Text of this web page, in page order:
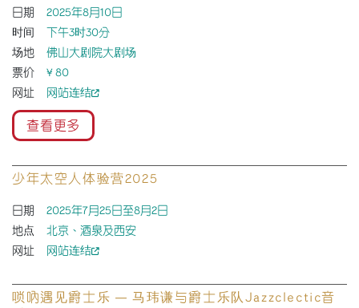
日期
2025年8月10日
时间
下午3时30分
场地
佛山大剧院大剧场
票价
¥ 80
网址
网站连结
查看更多
唢吶遇见爵士乐 — 马玮谦与爵士乐队Jazzclectic音
少年太空人体验营2025
日期
2025年7月25日至8月2日
地点
北京、酒泉及西安
网址
网站连结